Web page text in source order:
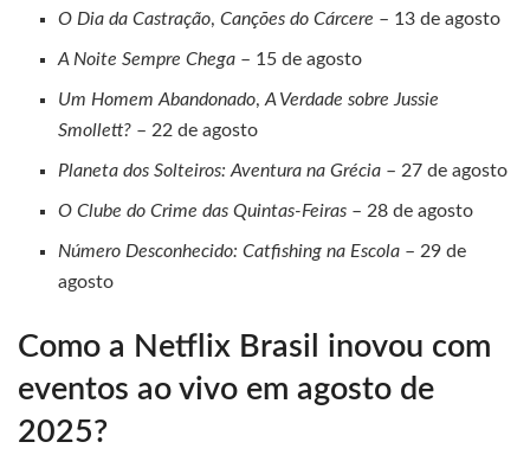
O Dia da Castração,Canções do Cárcere – 13 de agosto
A Noite Sempre Chega – 15 de agosto
Um Homem Abandonado,A Verdade sobre Jussie
Smollett? – 22 de agosto
Planeta dos Solteiros: Aventura na Grécia – 27 de agosto
O Clube do Crime das Quintas‑Feiras – 28 de agosto
Número Desconhecido: Catfishing na Escola – 29 de
agosto
Como a Netflix Brasil inovou com
eventos ao vivo em agosto de
2025?